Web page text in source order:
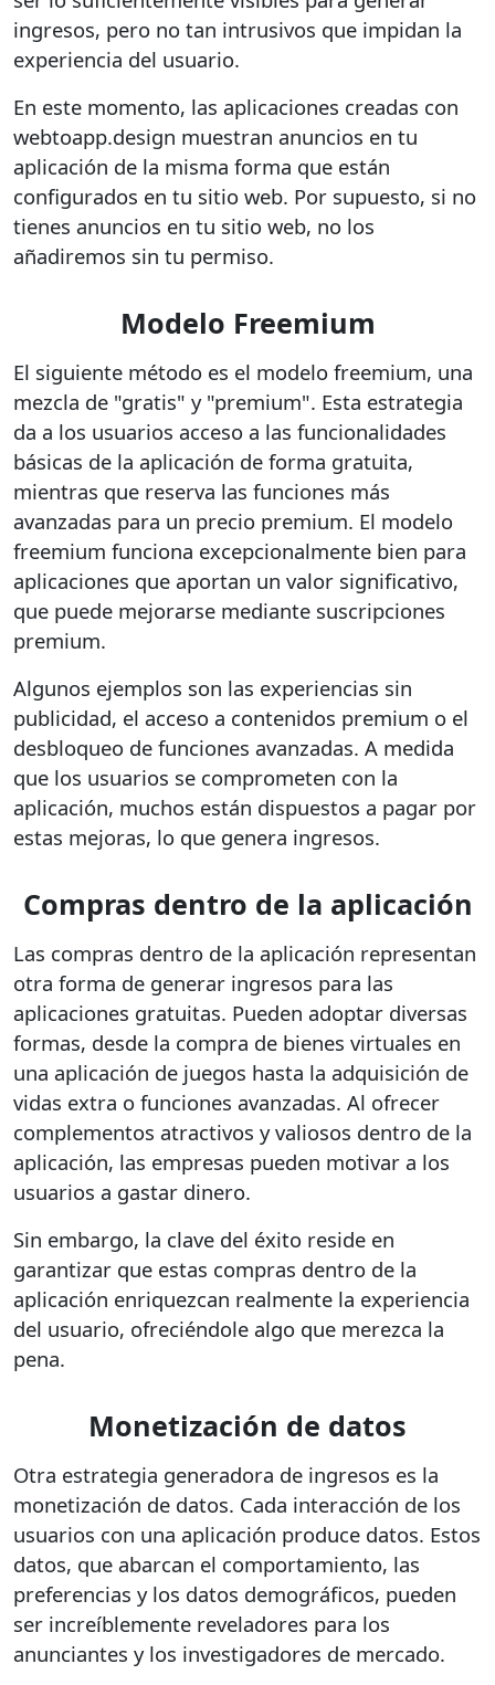
ingresos, pero no tan intrusivos que impidan la
experiencia del usuario.
En este momento, las aplicaciones creadas con
webtoapp.design muestran anuncios en tu
aplicación de la misma forma que están
configurados en tu sitio web. Por supuesto, si no
tienes anuncios en tu sitio web, no los
añadiremos sin tu permiso.
Modelo Freemium
El siguiente método es el modelo freemium, una
mezcla de "gratis" y "premium". Esta estrategia
da a los usuarios acceso a las funcionalidades
básicas de la aplicación de forma gratuita,
mientras que reserva las funciones más
avanzadas para un precio premium. El modelo
freemium funciona excepcionalmente bien para
aplicaciones que aportan un valor significativo,
que puede mejorarse mediante suscripciones
premium.
Algunos ejemplos son las experiencias sin
publicidad, el acceso a contenidos premium o el
desbloqueo de funciones avanzadas. A medida
que los usuarios se comprometen con la
aplicación, muchos están dispuestos a pagar por
estas mejoras, lo que genera ingresos.
Compras dentro de la aplicación
Las compras dentro de la aplicación representan
otra forma de generar ingresos para las
aplicaciones gratuitas. Pueden adoptar diversas
formas, desde la compra de bienes virtuales en
una aplicación de juegos hasta la adquisición de
vidas extra o funciones avanzadas. Al ofrecer
complementos atractivos y valiosos dentro de la
aplicación, las empresas pueden motivar a los
usuarios a gastar dinero.
Sin embargo, la clave del éxito reside en
garantizar que estas compras dentro de la
aplicación enriquezcan realmente la experiencia
del usuario, ofreciéndole algo que merezca la
pena.
Monetización de datos
Otra estrategia generadora de ingresos es la
monetización de datos. Cada interacción de los
usuarios con una aplicación produce datos. Estos
datos, que abarcan el comportamiento, las
preferencias y los datos demográficos, pueden
ser increíblemente reveladores para los
anunciantes y los investigadores de mercado.